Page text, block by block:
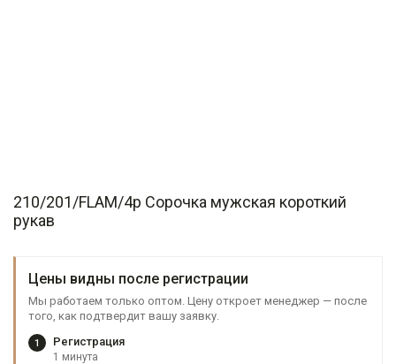
210/201/FLAM/4p Сорочка мужская короткий
рукав
Цены видны после регистрации
Мы работаем только оптом. Цену откроет менеджер — после
того, как подтвердит вашу заявку.
1 Регистрация
1 минута